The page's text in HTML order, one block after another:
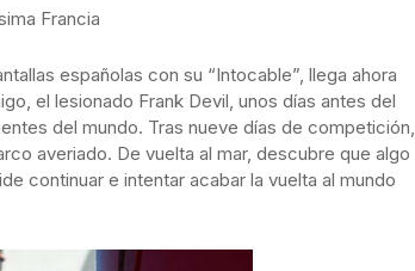
Francia
españolas con su “Intocable”, llega ahora
el lesionado Frank Devil, unos días antes del
del mundo. Tras nueve días de competición,
averiado. De vuelta al mar, descubre que algo
continuar e intentar acabar la vuelta al mundo